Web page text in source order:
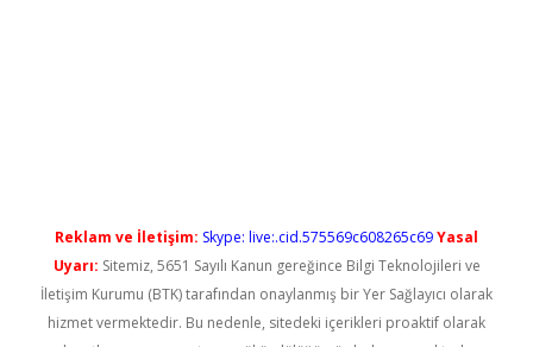
Reklam ve İletişim: Skype: live:.cid.575569c608265c69Yasal
Uyarı: Sitemiz, 5651 Sayılı Kanun gereğince Bilgi Teknolojileri ve
İletişim Kurumu (BTK) tarafından onaylanmış bir Yer Sağlayıcı olarak
hizmet vermektedir. Bu nedenle, sitedeki içerikleri proaktif olarak